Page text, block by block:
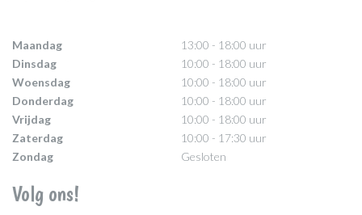
Maandag
13:00 - 18:00 uur
Dinsdag
10:00 - 18:00 uur
Woensdag
10:00 - 18:00 uur
Donderdag
10:00 - 18:00 uur
Vrijdag
10:00 - 18:00 uur
Zaterdag
10:00 - 17:30 uur
Zondag
Gesloten
Volg ons!